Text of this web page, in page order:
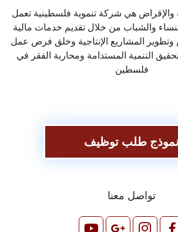
والإقراض هي شركة تنموية فلسطينية تعمل
والشباب من خلال تقديم خدمات مالية
المشاريع الإنتاجية وخلق فرص عمل
التنمية المستدامة ومحاربة الفقر في
فلسطين
نموذج طلب توظيف
تواصل معنا